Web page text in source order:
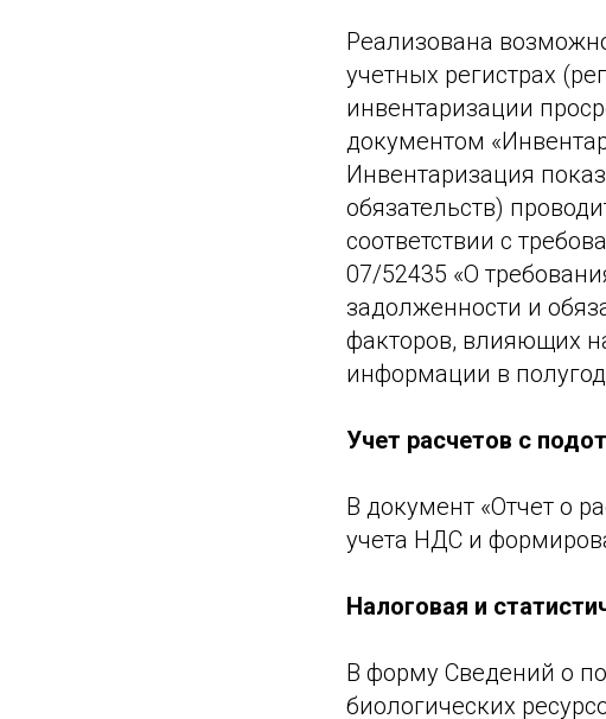
Реализована
учетных регистрах
инвентаризации
документом
Инвентаризация
обязательств)
соответствии с
07/52435 «О
задолженности и
факторов, влияющих
информации в
Учет расчетов с
В документ «Отчет о
учета НДС и
Налоговая и
В форму Сведений о
биологических